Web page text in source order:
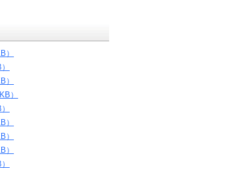
）
）
）
）
）
）